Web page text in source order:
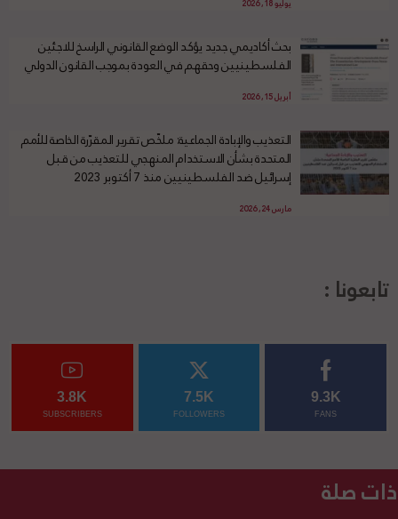
يوليو 18, 2026
بحث أكاديمي جديد يؤكد الوضع القانوني الراسخ للاجئين
الفلسطينيين وحقهم في العودة بموجب القانون الدولي
أبريل 15, 2026
التعذيب والإبادة الجماعية: ملخّص تقرير المقرّرة الخاصة للأمم
المتحدة بشأن الاستخدام المنهجي للتعذيب من قبل
إسرائيل ضد الفلسطينيين منذ 7 أكتوبر 2023
مارس 24, 2026
تابعونا :
9.3K
FANS
7.5K
FOLLOWERS
3.8K
SUBSCRIBERS
ذات صلة